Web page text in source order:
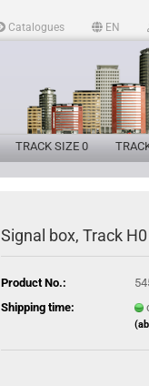
Catalogues EN
TRACK SIZE 0
Signal box, Track H0
Product No.:
Shipping time: